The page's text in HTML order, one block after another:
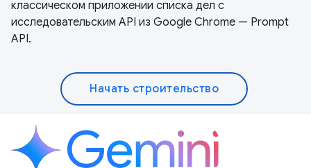
классическом приложении списка дел с
исследовательским API из Google Chrome — Prompt
API.
Начать строительство